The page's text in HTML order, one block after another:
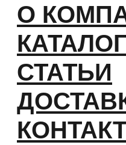
О
КАТАЛОГ
СТАТЬИ